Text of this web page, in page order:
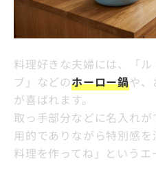
料理好きな夫婦には、「
ブ」などのホーロー鍋や、
が喜ばれます。
取っ手部分などに名入れ
用的でありながら特別感
料理を作ってね」というエ